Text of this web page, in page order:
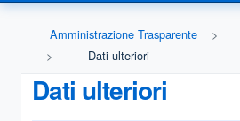
Amministrazione Trasparente
Dati ulteriori
Dati ulteriori